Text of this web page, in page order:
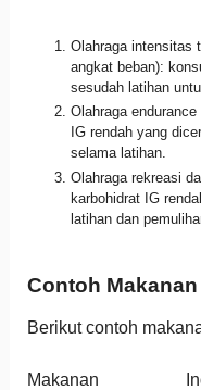
Olahraga intensitas
angkat beban):
sesudah latihan
Olahraga
IG rendah yang
selama latihan.
Olahraga rekreasi
karbohidrat IG
latihan dan
Contoh
Berikut contoh
Makanan